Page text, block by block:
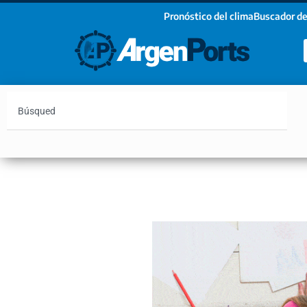
Pronóstico del climaBuscador
¡Sumate a nuestro Newsletter!
Email
Estoy de acuerdo con las condiciones y políticas